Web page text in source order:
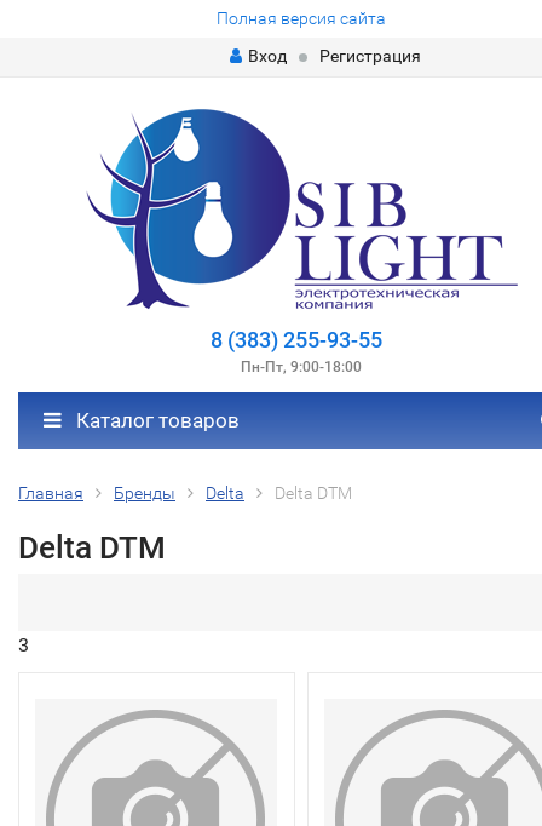
Полная версия сайта
Вход
Регистрация
8 (383) 255-93-55
Пн-Пт, 9:00-18:00
Каталог товаров
Главная Бренды Delta Delta DTM
Delta DTM
3